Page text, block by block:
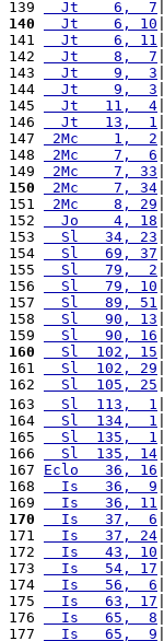
139
  Jt    6,  7
140
  Jt    6, 10
141
  Jt    6, 11
142
  Jt    8,  7
143
  Jt    9,  3
144
  Jt    9,  3
145
  Jt   11,  4
146
  Jt   13,  1
147
2Mc    1,  2
148
2Mc    7,  6
149
2Mc    7, 33
150
2Mc    7, 34
151
2Mc    8, 29
152
  Jo    4, 18
153
  Sl   34, 23
154
  Sl   69, 37
155
  Sl   79,  2
156
  Sl   79, 10
157
  Sl   89, 51
158
  Sl   90, 13
159
  Sl   90, 16
160
  Sl  102, 15
161
  Sl  102, 29
162
  Sl  105, 25
163
  Sl  113,  1
164
  Sl  134,  1
165
  Sl  135,  1
166
  Sl  135, 14
167 Eclo   36, 16
168
  Is   36,  9
169
  Is   36, 11
170
  Is   37,  6
171
  Is   37, 24
172
  Is   43, 10
173
  Is   54, 17
174
  Is   56,  6
175
  Is   63, 17
176
  Is   65,  8
177
  Is   65,  9